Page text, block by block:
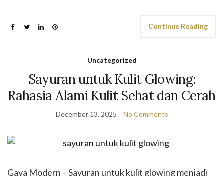
Continue Reading
Uncategorized
Sayuran untuk Kulit Glowing:
Rahasia Alami Kulit Sehat dan Cerah
December 13, 2025 No Comments
Gaya Modern – Sayuran untuk kulit glowing menjadi